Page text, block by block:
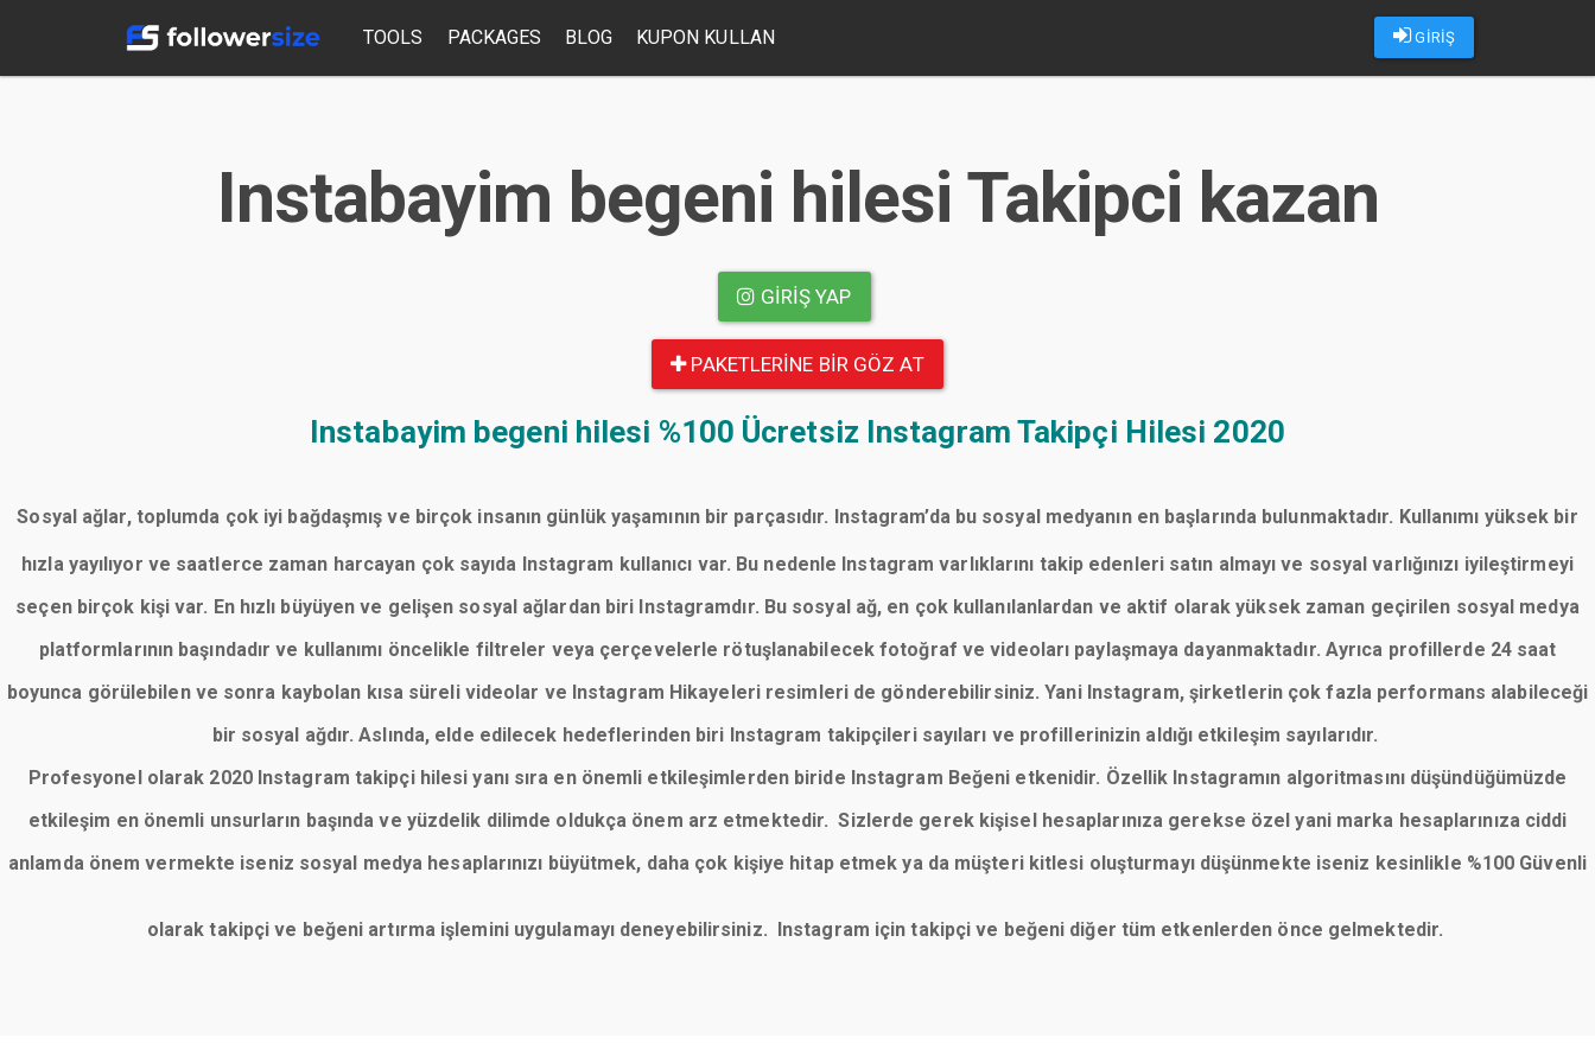
GİRİŞ
TOOLS PACKAGES BLOG KUPON KULLAN
Instabayim begeni hilesi Takipci kazan
GIRIŞ YAP
PAKETLERINE BIR GÖZ AT
Instabayim begeni hilesi %100 Ücretsiz Instagram Takipçi Hilesi 2020
Sosyal ağlar, toplumda çok iyi bağdaşmış ve birçok insanın günlük yaşamının bir parçasıdır. Instagram’da bu sosyal medyanın en başlarında bulunmaktadır. Kullanımı yüksek bir
hızla yayılıyor ve saatlerce zaman harcayan çok sayıda Instagram kullanıcı var. Bu nedenle Instagram varlıklarını takip edenleri satın almayı ve sosyal varlığınızı iyileştirmeyi
seçen birçok kişi var. En hızlı büyüyen ve gelişen sosyal ağlardan biri Instagramdır. Bu sosyal ağ, en çok kullanılanlardan ve aktif olarak yüksek zaman geçirilen sosyal medya
platformlarının başındadır ve kullanımı öncelikle filtreler veya çerçevelerle rötuşlanabilecek fotoğraf ve videoları paylaşmaya dayanmaktadır. Ayrıca profillerde 24 saat
boyunca görülebilen ve sonra kaybolan kısa süreli videolar ve Instagram Hikayeleri resimleri de gönderebilirsiniz. Yani Instagram, şirketlerin çok fazla performans alabileceği
bir sosyal ağdır. Aslında, elde edilecek hedeflerinden biri Instagram takipçileri sayıları ve profillerinizin aldığı etkileşim sayılarıdır.
Profesyonel olarak 2020 Instagram takipçi hilesi yanı sıra en önemli etkileşimlerden biride Instagram Beğeni etkenidir. Özellik Instagramın algoritmasını düşündüğümüzde
etkileşim en önemli unsurların başında ve yüzdelik dilimde oldukça önem arz etmektedir. Sizlerde gerek kişisel hesaplarınıza gerekse özel yani marka hesaplarınıza ciddi
anlamda önem vermekte iseniz sosyal medya hesaplarınızı büyütmek, daha çok kişiye hitap etmek ya da müşteri kitlesi oluşturmayı düşünmekte iseniz kesinlikle %100 Güvenli
olarak takipçi ve beğeni artırma işlemini uygulamayı deneyebilirsiniz. Instagram için takipçi ve beğeni diğer tüm etkenlerden önce gelmektedir.